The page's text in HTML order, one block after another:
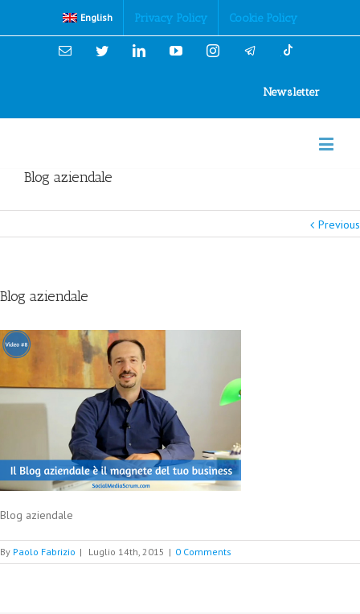
English Privacy Policy Cookie Policy
Email TwitterLinkedinYouTubeInstagram
Newsletter
Blog aziendale
Previous
Blog aziendale
Blog aziendale
By Paolo Fabrizio | Luglio 14th, 2015 | 0 Comments
Cookies Policy